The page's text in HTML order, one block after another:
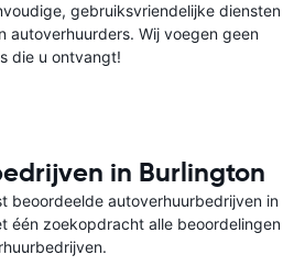
gebruiksvriendelijke diensten
autoverhuurders. Wij voegen geen
die u ontvangt!
in Burlington
beoordeelde autoverhuurbedrijven in
één zoekopdracht alle beoordelingen